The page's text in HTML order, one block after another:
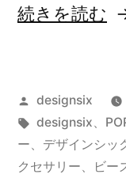
“POPUP
し
ら
せ：
続きを読む
投
稿
者:
designsix
タ
グ:
designsix、
ー、 デザインシッ
クセサリー、 ビー